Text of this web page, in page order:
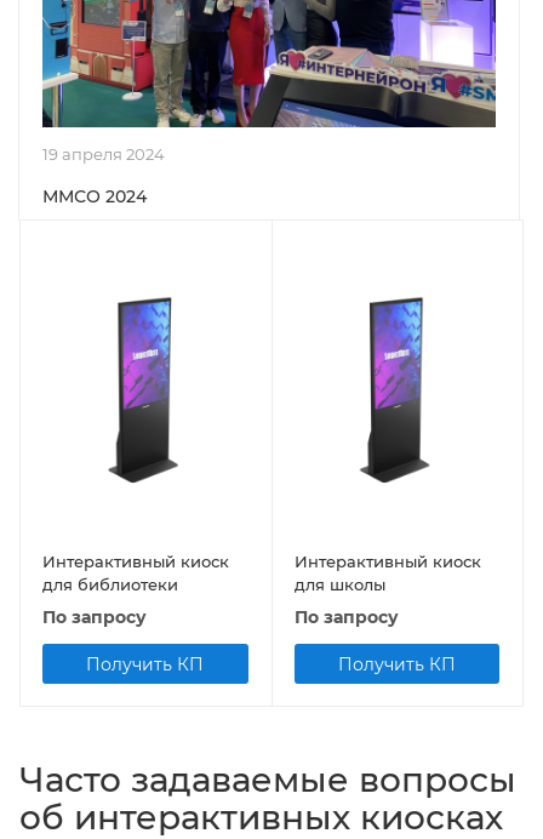
19 апреля 2024
ММСО 2024
Интерактивный киоск
для библиотеки
По запросу
Получить КП
Интерактивный киоск
для школы
По запросу
Получить КП
Часто задаваемые вопросы
об интерактивных киосках